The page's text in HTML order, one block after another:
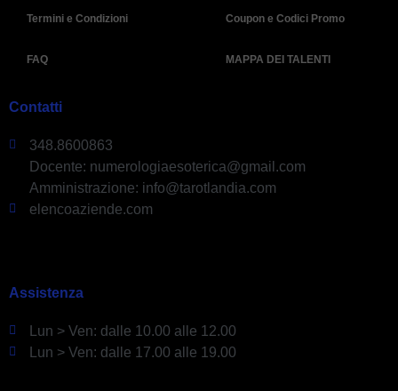
Termini e Condizioni
FAQ
Coupon e Codici Promo
MAPPA DEI TALENTI
Contatti
348.8600863
Docente: numerologiaesoterica@gmail.com
Amministrazione: info@tarotlandia.com
elencoaziende.com
Assistenza
Lun > Ven: dalle 10.00 alle 12.00
Lun > Ven: dalle 17.00 alle 19.00